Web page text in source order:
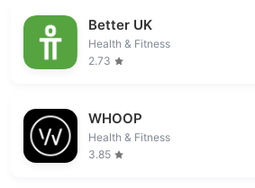
Better UK
Health & Fitness
2.73
WHOOP
Health & Fitness
3.85